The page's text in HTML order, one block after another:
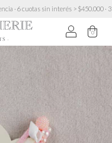
cuotas sin interés > $450.000 · 3
0